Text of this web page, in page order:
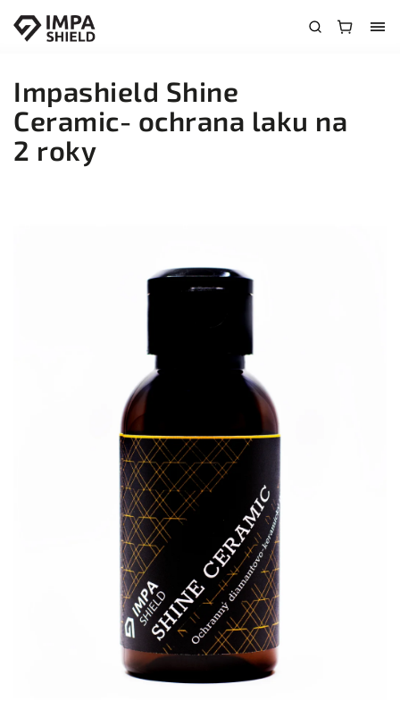
Impashield Shine
Ceramic- ochrana laku na
2 roky